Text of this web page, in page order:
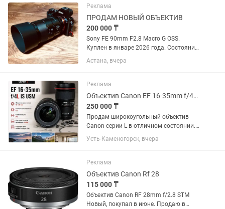
широкоугольного до портретного,...
Реклама
ПРОДАМ НОВЫЙ ОБЪЕКТИВ
200 000 ₸
Sony FE 90mm F2.8 Macro G OSS.
Куплен в январе 2026 года. Состояние
практически нового, без царапин и
потертостей. Полный комплект:
задняя крышки. Использовался...
Астана, вчера
Реклама
Объектив Canon EF 16-35mm f/4L IS USM
250 000 ₸
Продам широкоугольный объектив
Canon серии L в отличном состоянии.
Canon EF 16-35mm f/4L IS USM.
Отличное состояние, стекла чистые,
стабилизация работают идеально....
Усть-Каменогорск, вчера
Реклама
Объектив Canon Rf 28
115 000 ₸
Объектив Canon RF 28mm f/2.8 STM
Новый, покупал в июне. Продаю в